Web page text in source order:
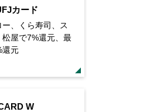
カード
ー、くら寿司、ス
松屋で7%還元、最
還元
W